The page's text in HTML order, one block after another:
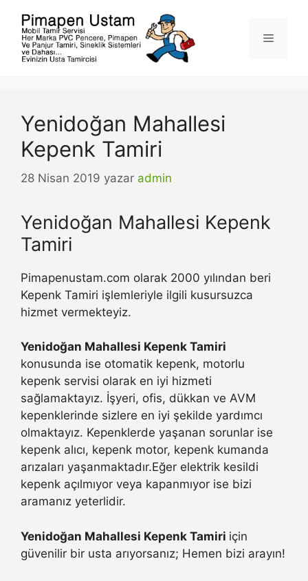
Menü
Yenidoğan Mahallesi
Kepenk Tamiri
28 Nisan 2019 yazar admin
Yenidoğan Mahallesi Kepenk
Tamiri
Pimapenustam.com olarak 2000 yılından beri
Kepenk Tamiri işlemleriyle ilgili kusursuzca
hizmet vermekteyiz.
Yenidoğan Mahallesi Kepenk Tamiri
konusunda ise otomatik kepenk, motorlu
kepenk servisi olarak en iyi hizmeti
sağlamaktayız. İşyeri, ofis, dükkan ve AVM
kepenklerinde sizlere en iyi şekilde yardımcı
olmaktayız. Kepenklerde yaşanan sorunlar ise
kepenk alıcı, kepenk motor, kepenk kumanda
arızaları yaşanmaktadır.Eğer elektrik kesildi
kepenk açılmıyor veya kapanmıyor ise bizi
aramanız yeterlidir.
Yenidoğan Mahallesi Kepenk Tamiri için
güvenilir bir usta arıyorsanız; Hemen bizi arayın!